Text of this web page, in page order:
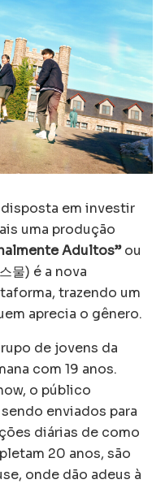
em investir
uma produção
Adultos”ou
물) é a nova
trazendo um
aprecia o gênero.
de jovens da
com 19 anos.
o público
enviados para
diárias de como
20 anos, são
onde dão adeus à